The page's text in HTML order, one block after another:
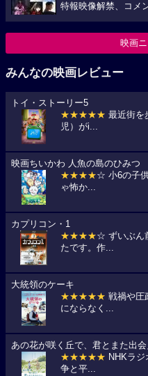
特報映像解禁、コメ
映画
みんなの映画レビュー
トイ・ストーリー5
★★★★★ 最近街を
児）がi...
映画ちいかわ 人魚の島のひみつ
★★★★☆ 小6の子
ゃ怖か...
カプリコン・1
★★★★☆ ずいぶん
たです。作...
大統領のケーキ
★★★★★ 戦禍や圧
にならなく...
あの花が咲く丘で、君とまた出会
★★★★★ NHKラ
争と平...